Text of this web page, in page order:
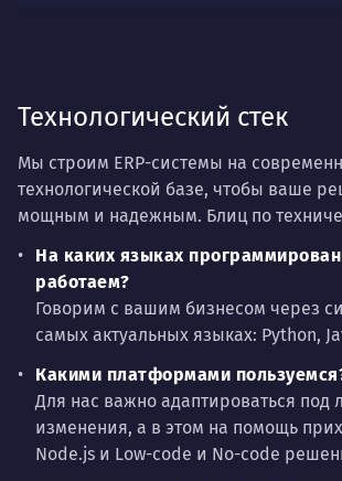
Технологический стек
Мы строим ERP-системы на
технологической базе, чтобы ваше
мощным и надежным. Блиц по
На каких языках
работаем?
Говорим с вашим бизнесом через
самых актуальных языках: Python,
Какими платформами
Для нас важно адаптироваться под
изменения, а в этом на помощь
Node.js и Low-code и No-code